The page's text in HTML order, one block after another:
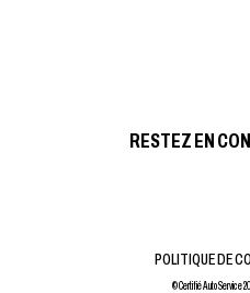
RESTEZ EN
POLITIQUE DE
© Certifié Auto Service